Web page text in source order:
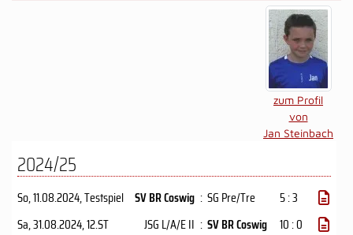
zum Profil
von
Jan Steinbach
2024/25
So, 11.08.2024, Testspiel SV BR Coswig : SG Pre/Tre
5 : 3
Sa, 31.08.2024, 12.ST JSG L/A/E II : SV BR Coswig
10 : 0